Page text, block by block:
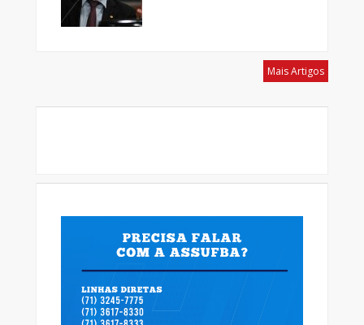
Mais Artigos